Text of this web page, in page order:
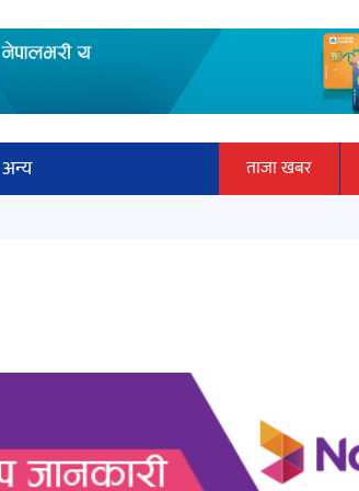
अन्य
ताजा खबर
हलमा छैन ‘गौँथली’को टिकट